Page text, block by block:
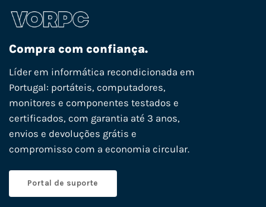
Compra com confiança.
Líder em informática recondicionada em
Portugal: portáteis, computadores,
monitores e componentes testados e
certificados, com garantia até 3 anos,
envios e devoluções grátis e
compromisso com a economia circular.
Portal de suporte